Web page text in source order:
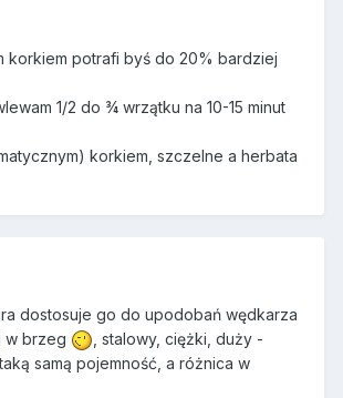
korkiem potrafi byś do 20% bardziej
1/2 do ¾ wrzątku na 10-15 minut
korkiem, szczelne a herbata
dostosuje go do upodobań wędkarza
w brzeg
, stalowy, ciężki, duży -
samą pojemność, a różnica w